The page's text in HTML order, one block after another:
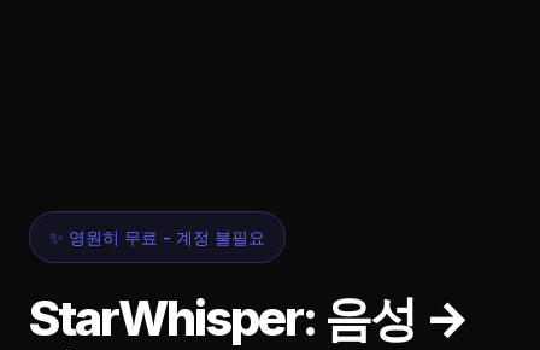
✨ 영원히 무료 - 계정 불필요
StarWhisper: 음성 →